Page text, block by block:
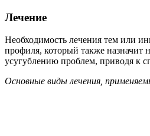
Лечение
Необходимость лечения тем или
профиля, который также назначит
усугублению проблем, приводя к
Основные виды лечения,